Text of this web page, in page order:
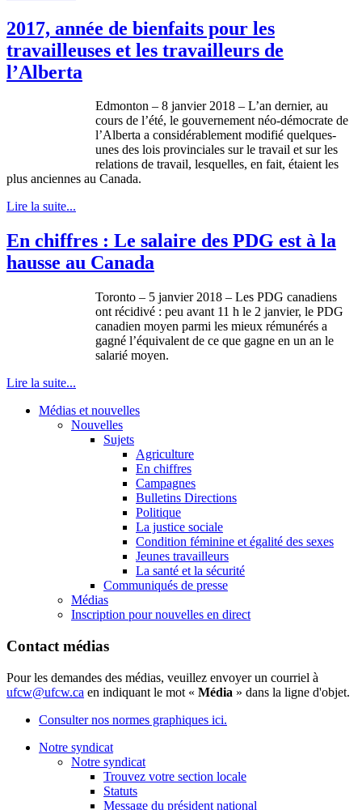
2017, année de bienfaits pour les
travailleuses et les travailleurs de
l’Alberta
Edmonton – 8 janvier 2018 – L’an dernier, au
cours de l’été, le gouvernement néo-démocrate de
l’Alberta a considérablement modifié quelques-
unes des lois provinciales sur le travail et sur les
relations de travail, lesquelles, en fait, étaient les
plus anciennes au Canada.
Lire la suite...
En chiffres : Le salaire des PDG est à la
hausse au Canada
Toronto – 5 janvier 2018 – Les PDG canadiens
ont récidivé : peu avant 11 h le 2 janvier, le PDG
canadien moyen parmi les mieux rémunérés a
gagné l’équivalent de ce que gagne en un an le
salarié moyen.
Lire la suite...
Médias et nouvelles
Nouvelles
Sujets
Agriculture
En chiffres
Campagnes
Bulletins Directions
Politique
La justice sociale
Condition féminine et égalité des sexes
Jeunes travailleurs
La santé et la sécurité
Communiqués de presse
Médias
Inscription pour nouvelles en direct
Contact médias
Pour les demandes des médias, veuillez envoyer un courriel à
ufcw@ufcw.ca en indiquant le mot « Média » dans la ligne d'objet.
Consulter nos normes graphiques ici.
Notre syndicat
Notre syndicat
Trouvez votre section locale
Statuts
Message du président national